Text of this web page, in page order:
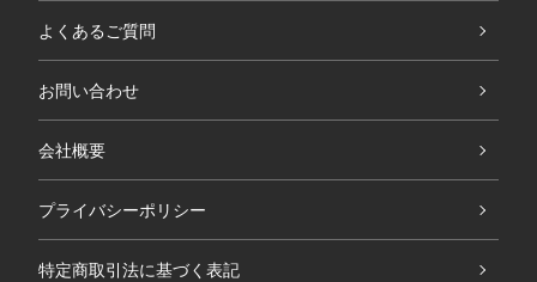
よくあるご質問
お問い合わせ
会社概要
プライバシーポリシー
特定商取引法に基づく表記